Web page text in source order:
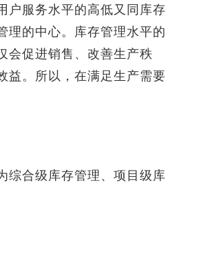
户服务水平的高低又同库存
理的中心。库存管理水平的
会促进销售、改善生产秩
益。所以，在满足生产需要
合级库存管理、项目级库